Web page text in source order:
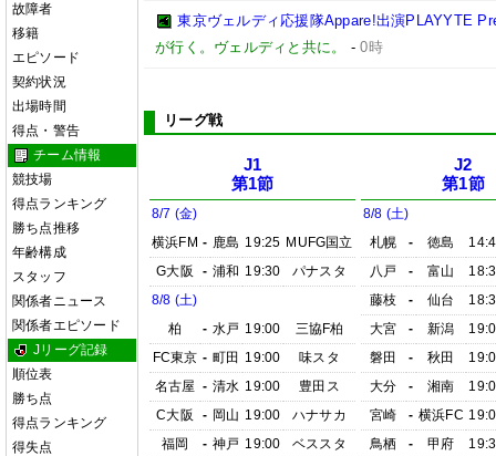
故障者
移籍
エピソード
契約状況
出場時間
得点・警告
チーム情報
競技場
得点ランキング
勝ち点推移
年齢構成
スタッフ
関係者ニュース
関係者エピソード
Jリーグ記録
順位表
勝ち点
得点ランキング
得失点
東京ヴェルディ応援隊Appare!出演PLAYYTE
が行く。ヴェルディと共に。
-0時
リーグ戦
J1
第1節
8/7 (金)
横浜FM - 鹿島 19:25 MUFG国立
G大阪
- 浦和 19:30
パナスタ
8/8 (土)
柏
- 水戸 19:00
三協F柏
FC東京 - 町田 19:00
味スタ
名古屋 - 清水 19:00
豊田ス
C大阪
- 岡山 19:00
ハナサカ
福岡
- 神戸 19:00
ベススタ
J2
第1節
8/8 (土)
札幌
- 徳島
八戸
- 富山
藤枝
- 仙台
大宮
- 新潟
磐田
- 秋田
大分
- 湘南
宮崎
- 横浜FC
鳥栖
- 甲府